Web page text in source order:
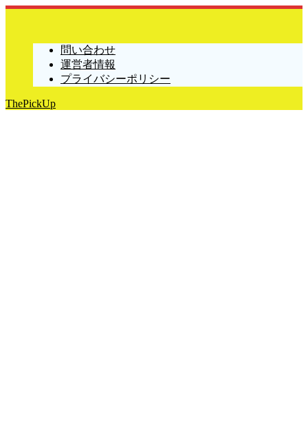
問い合わせ
運営者情報
プライバシーポリシー
ThePickUp